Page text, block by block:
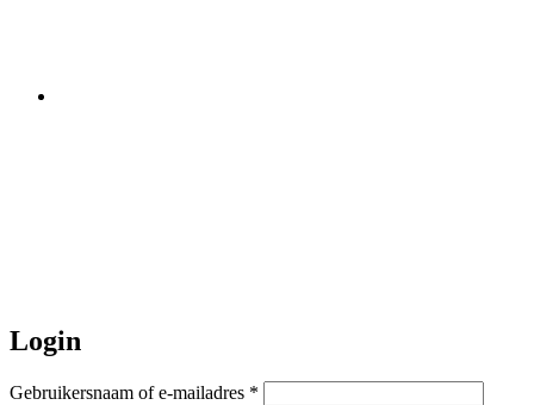
Login
Gebruikersnaam of e-mailadres *